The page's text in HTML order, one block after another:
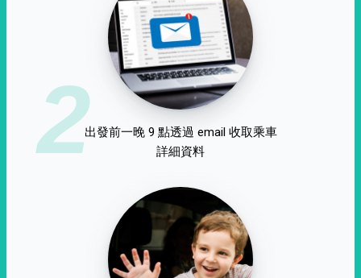
2出發前一晚 9 點透過 email 收取乘車
詳細資料